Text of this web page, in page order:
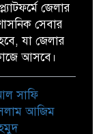
জেলার
সেবার
যা জেলার
আসবে।
সাফি
আজিম